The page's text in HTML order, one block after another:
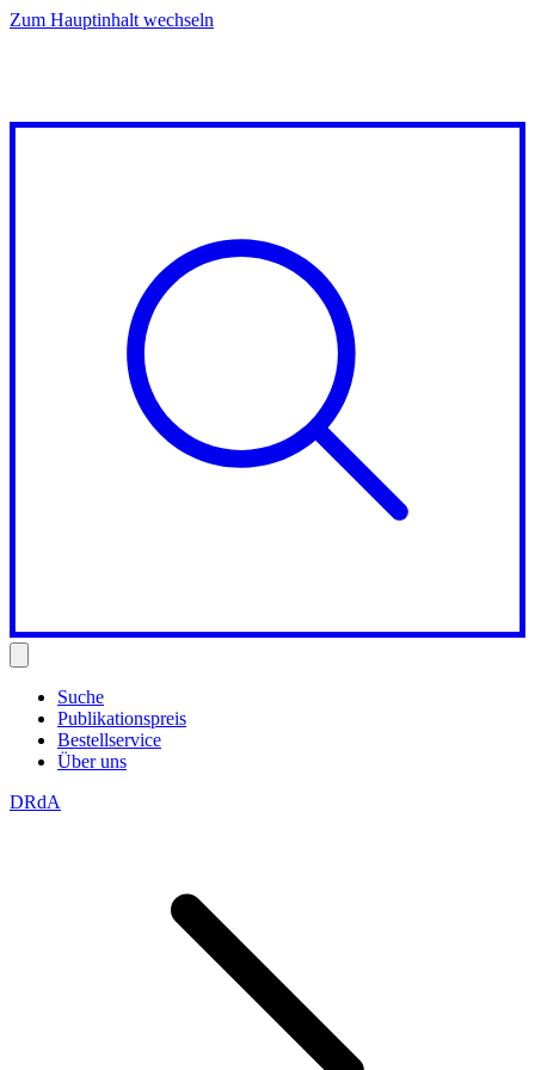
Zum Hauptinhalt wechseln
Suche
Publikationspreis
Bestellservice
Über uns
DRdA